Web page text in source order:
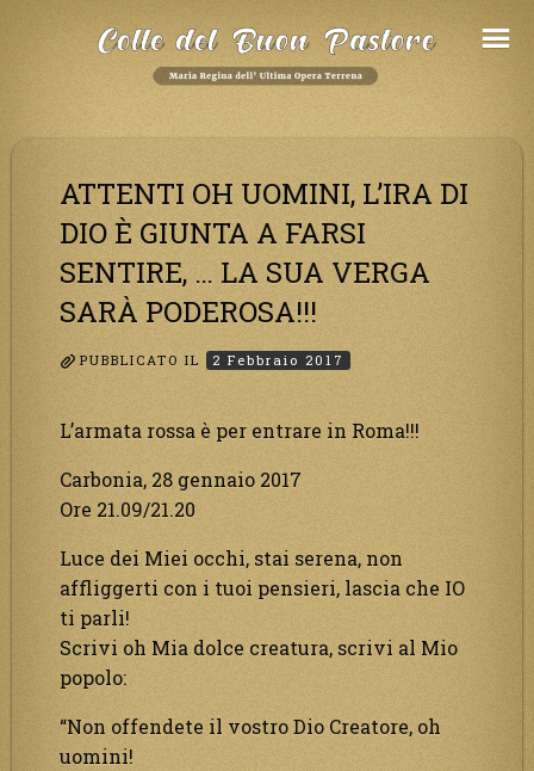
ATTENTI OH UOMINI, L’IRA DI
DIO È GIUNTA A FARSI
SENTIRE, … LA SUA VERGA
SARÀ PODEROSA!!!
PUBBLICATO IL 2 Febbraio 2017
L’armata rossa è per entrare in Roma!!!
Carbonia, 28 gennaio 2017
Ore 21.09/21.20
Luce dei Miei occhi, stai serena, non
affliggerti con i tuoi pensieri, lascia che IO
ti parli!
Scrivi oh Mia dolce creatura, scrivi al Mio
popolo:
“Non offendete il vostro Dio Creatore, oh
uomini!